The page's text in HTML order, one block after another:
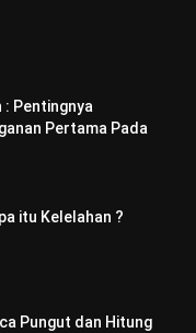
: Pentingnya
Pertama Pada
itu Kelelahan ?
Pungut dan Hitung